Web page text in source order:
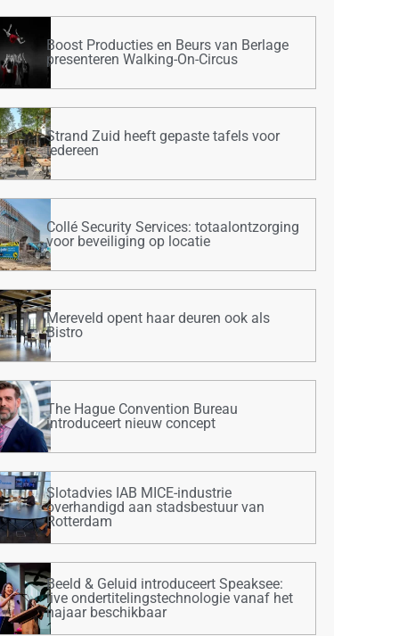
Boost Producties en Beurs van Berlage
presenteren Walking-On-Circus
Strand Zuid heeft gepaste tafels voor
iedereen
Collé Security Services: totaalontzorging
voor beveiliging op locatie
Mereveld opent haar deuren ook als
Bistro
The Hague Convention Bureau
introduceert nieuw concept
Slotadvies IAB MICE-industrie
overhandigd aan stadsbestuur van
Rotterdam
Beeld & Geluid introduceert Speaksee:
live ondertitelingstechnologie vanaf het
najaar beschikbaar